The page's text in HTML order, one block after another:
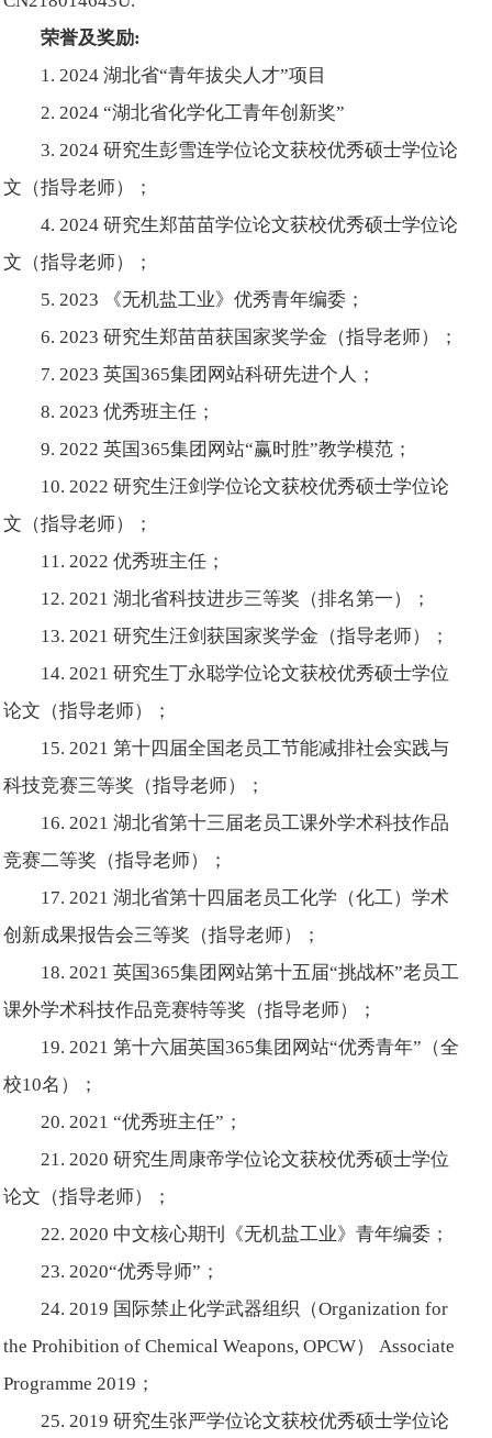
荣誉及奖励:
1. 2024 湖北省“青年拔尖人才”项目
2. 2024 “湖北省化学化工青年创新奖”
3. 2024 研究生彭雪连学位论文获校优秀硕士学位论
文（指导老师）；
4. 2024 研究生郑苗苗学位论文获校优秀硕士学位论
文（指导老师）；
5. 2023 《无机盐工业》优秀青年编委；
6. 2023 研究生郑苗苗获国家奖学金（指导老师）；
7. 2023 英国365集团网站科研先进个人；
8. 2023 优秀班主任；
9. 2022 英国365集团网站“赢时胜”教学模范；
10. 2022 研究生汪剑学位论文获校优秀硕士学位论
文（指导老师）；
11. 2022 优秀班主任；
12. 2021 湖北省科技进步三等奖（排名第一）；
13. 2021 研究生汪剑获国家奖学金（指导老师）；
14. 2021 研究生丁永聪学位论文获校优秀硕士学位
论文（指导老师）；
15. 2021 第十四届全国老员工节能减排社会实践与
科技竞赛三等奖（指导老师）；
16. 2021 湖北省第十三届老员工课外学术科技作品
竞赛二等奖（指导老师）；
17. 2021 湖北省第十四届老员工化学（化工）学术
创新成果报告会三等奖（指导老师）；
18. 2021 英国365集团网站第十五届“挑战杯”老员工
课外学术科技作品竞赛特等奖（指导老师）；
19. 2021 第十六届英国365集团网站“优秀青年”（全
校10名）；
20. 2021 “优秀班主任”；
21. 2020 研究生周康帝学位论文获校优秀硕士学位
论文（指导老师）；
22. 2020 中文核心期刊《无机盐工业》青年编委；
23. 2020“优秀导师”；
24. 2019 国际禁止化学武器组织（Organization for
the Prohibition of Chemical Weapons, OPCW） Associate
Programme 2019；
25. 2019 研究生张严学位论文获校优秀硕士学位论